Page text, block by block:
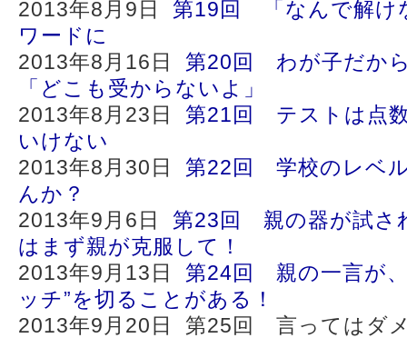
2013年8月9日 第19回 「なんで解け
ワードに
2013年8月16日 第20回 わが子だか
「どこも受からないよ」
2013年8月23日 第21回 テストは点
いけない
2013年8月30日 第22回 学校のレベ
んか？
2013年9月6日 第23回 親の器が試さ
はまず親が克服して！
2013年9月13日 第24回 親の一言が
ッチ”を切ることがある！
2013年9月20日 第25回 言ってはダ